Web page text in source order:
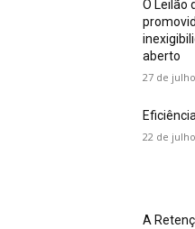
O Leilão
aberto
27 de
22 de
A